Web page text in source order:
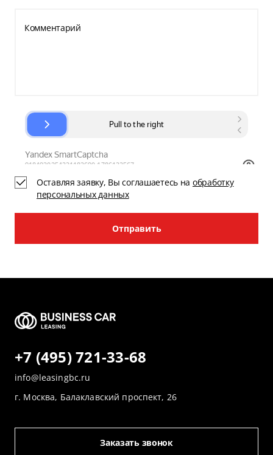
Комментарий
Отправить
Оставляя заявку, Вы соглашаетесь на обработку
персональных данных
+7 (495) 721-33-68
info@leasingbc.ru
г. Москва, Балаклавский проспект, 26
Заказать звонок